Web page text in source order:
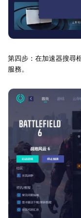
第四步：在加速器搜尋
服務。